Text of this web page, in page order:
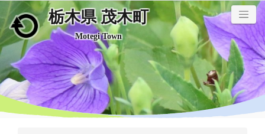
メインコンテンツにスキップ
栃木県 茂木町
Motegi Town